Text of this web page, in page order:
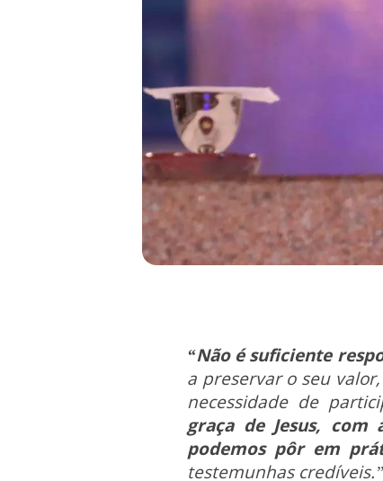
“Não é suficiente
a preservar o seu valor,
necessidade de
graça de Jesus,
podemos pôr em
testemunhas credíveis.”